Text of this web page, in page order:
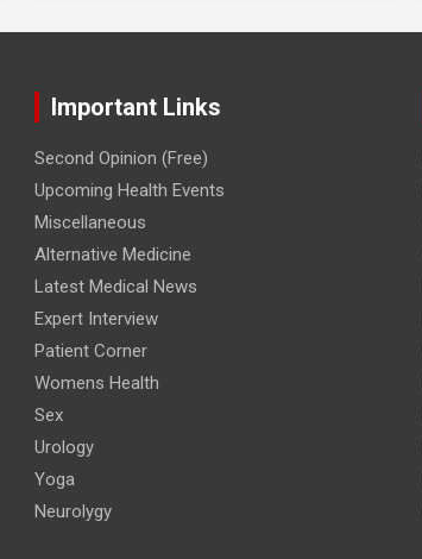
Important Links
Second Opinion (Free)
Upcoming Health Events
Miscellaneous
Alternative Medicine
Latest Medical News
Expert Interview
Patient Corner
Womens Health
Sex
Urology
Yoga
Neurolygy